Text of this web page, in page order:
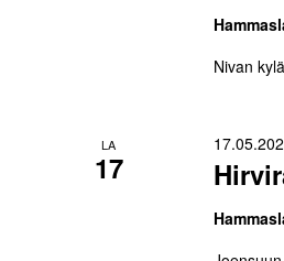
Nivan
LA
17